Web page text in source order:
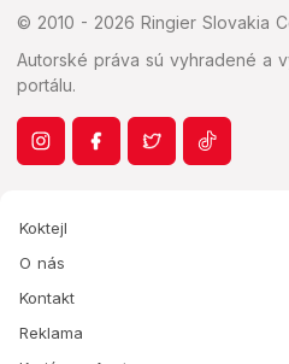
© 2010 - 2026 Ringier Slovakia
Autorské práva sú vyhradené a
portálu.
Koktejl
O nás
Kontakt
Reklama